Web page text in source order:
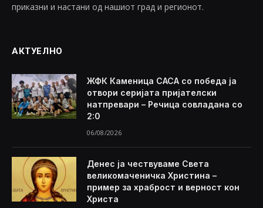
приказни и настани од нашиот град и регионот.
АКТУЕЛНО
ЖФК Каменица САСА со победа ја
отвори серијата пријателски
натпревари – Речица совладана со
2:0
06/08/2026
Денес ја чествуваме Света
великомаченичка Христина –
пример за храброст и верност кон
Христа